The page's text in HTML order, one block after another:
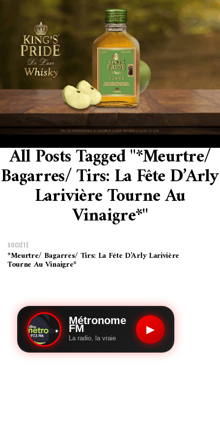
All Posts Tagged "*Meurtre/
Bagarres/ Tirs: La Fête D’Arly
Larivière Tourne Au
Vinaigre*"
SOCIÉTÉ
*Meurtre/ Bagarres/ Tirs: La Fête D’Arly Larivière
Tourne Au Vinaigre*
Métronome
FM
La radio, la vraie
▶